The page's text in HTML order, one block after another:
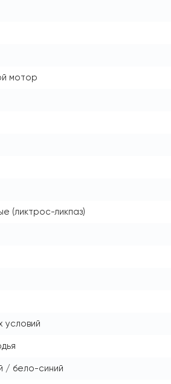
мотор
(ликтрос-ликпаз)
условий
/ бело-синий